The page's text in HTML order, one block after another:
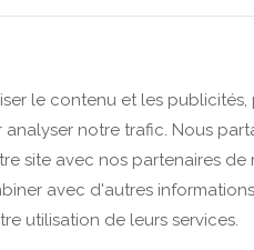
le contenu et les
notre trafic. Nous
site avec nos partenaires de
avec d'autres
utilisation de leurs services.